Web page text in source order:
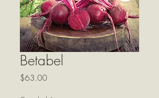
Betabel
$63.00Precio